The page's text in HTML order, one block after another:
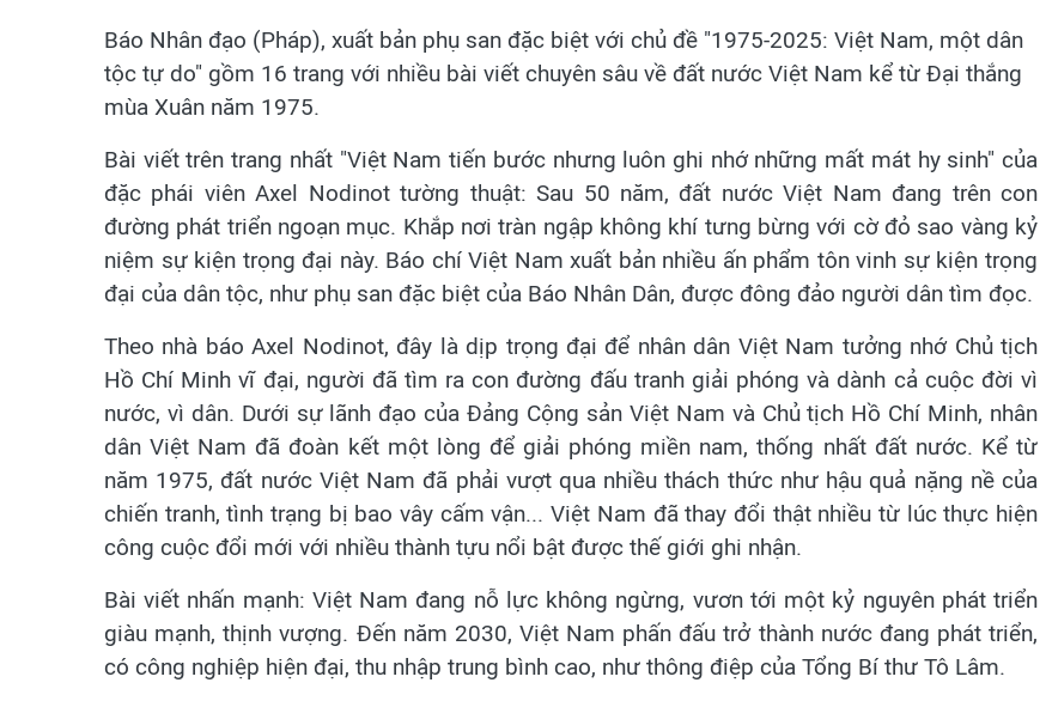
Báo Nhân đạo (Pháp), xuất bản phụ san đặc biệt với chủ đề "1975-2025: Việt Nam, một dân
tộc tự do" gồm 16 trang với nhiều bài viết chuyên sâu về đất nước Việt Nam kể từ Đại thắng
mùa Xuân năm 1975.
Bài viết trên trang nhất "Việt Nam tiến bước nhưng luôn ghi nhớ những mất mát hy sinh" của
đặc phái viên Axel Nodinot tường thuật: Sau 50 năm, đất nước Việt Nam đang trên con
đường phát triển ngoạn mục. Khắp nơi tràn ngập không khí tưng bừng với cờ đỏ sao vàng kỷ
niệm sự kiện trọng đại này. Báo chí Việt Nam xuất bản nhiều ấn phẩm tôn vinh sự kiện trọng
đại của dân tộc, như phụ san đặc biệt của Báo Nhân Dân, được đông đảo người dân tìm đọc.
Theo nhà báo Axel Nodinot, đây là dịp trọng đại để nhân dân Việt Nam tưởng nhớ Chủ tịch
Hồ Chí Minh vĩ đại, người đã tìm ra con đường đấu tranh giải phóng và dành cả cuộc đời vì
nước, vì dân. Dưới sự lãnh đạo của Đảng Cộng sản Việt Nam và Chủ tịch Hồ Chí Minh, nhân
dân Việt Nam đã đoàn kết một lòng để giải phóng miền nam, thống nhất đất nước. Kể từ
năm 1975, đất nước Việt Nam đã phải vượt qua nhiều thách thức như hậu quả nặng nề của
chiến tranh, tình trạng bị bao vây cấm vận... Việt Nam đã thay đổi thật nhiều từ lúc thực hiện
công cuộc đổi mới với nhiều thành tựu nổi bật được thế giới ghi nhận.
Bài viết nhấn mạnh: Việt Nam đang nỗ lực không ngừng, vươn tới một kỷ nguyên phát triển
giàu mạnh, thịnh vượng. Đến năm 2030, Việt Nam phấn đấu trở thành nước đang phát triển,
có công nghiệp hiện đại, thu nhập trung bình cao, như thông điệp của Tổng Bí thư Tô Lâm.